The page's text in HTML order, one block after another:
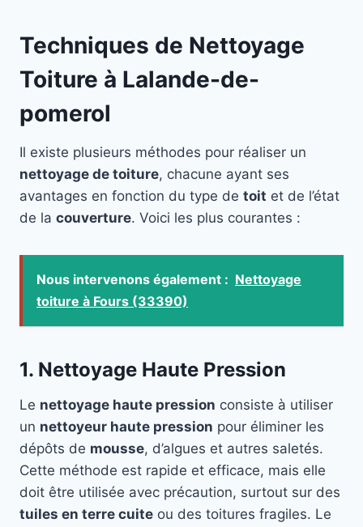
Techniques de Nettoyage
Toiture à Lalande-de-
pomerol
Il existe plusieurs méthodes pour réaliser un
nettoyage de toiture, chacune ayant ses
avantages en fonction du type de toit et de l’état
de la couverture. Voici les plus courantes :
Nous intervenons également : Nettoyage
toiture à Fours (33390)
1. Nettoyage Haute Pression
Le nettoyage haute pression consiste à utiliser
un nettoyeur haute pression pour éliminer les
dépôts de mousse, d’algues et autres saletés.
Cette méthode est rapide et efficace, mais elle
doit être utilisée avec précaution, surtout sur des
tuiles en terre cuite ou des toitures fragiles. Le